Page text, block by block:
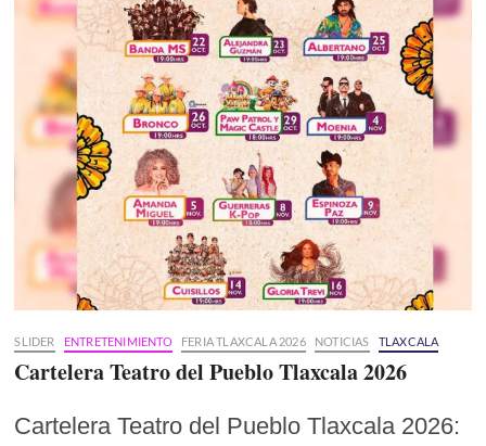
SLIDER ENTRETENIMIENTO FERIA TLAXCALA 2026 NOTICIAS TLAXCALA
Cartelera Teatro del Pueblo Tlaxcala 2026
Cartelera Teatro del Pueblo Tlaxcala 2026: